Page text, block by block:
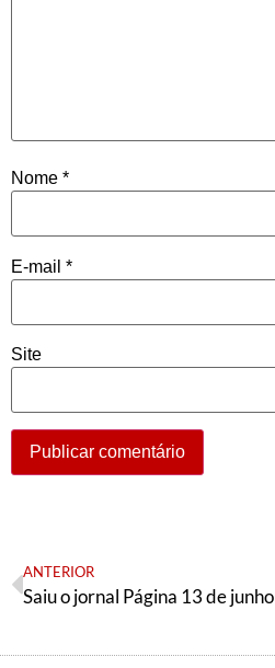
Nome *
E-mail *
Site
ANTERIOR
Saiu o jornal Página 13 de junho